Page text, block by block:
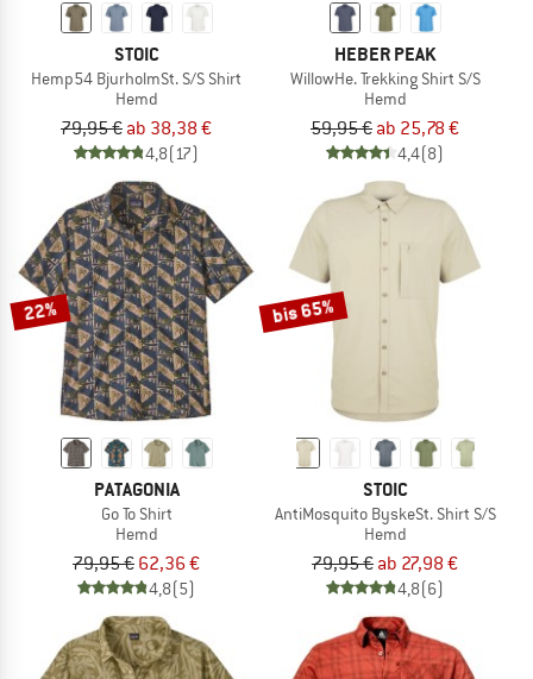
STOIC
Hemp54 BjurholmSt. S/S Shirt
Hemd
79,95 € ab 38,38 €
4,8(17)
HEBER PEAK
WillowHe. Trekking Shirt S/S
Hemd
59,95 € ab 25,78 €
4,4(8)
22%
PATAGONIA
Go To Shirt
Hemd
79,95 € 62,36 €
4,8(5)
bis 65%
STOIC
AntiMosquito ByskeSt. Shirt S/S
Hemd
79,95 € ab 27,98 €
4,8(6)